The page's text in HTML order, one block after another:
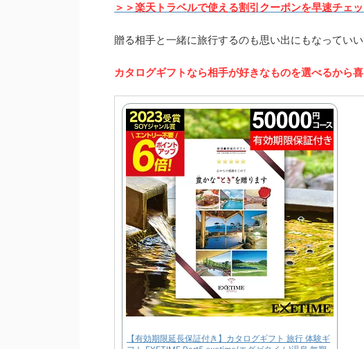
＞＞楽天トラベルで使える割引クーポンを早速チェッ
贈る相手と一緒に旅行するのも思い出にもなっていい
カタログギフトなら相手が好きなものを選べるから
【有効期限延長保証付き】カタログギフト 旅行 体験ギ